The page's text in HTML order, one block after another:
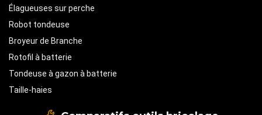
Élagueuses sur perche
Robot tondeuse
Broyeur de Branche
Rotofil à batterie
Tondeuse à gazon à batterie
Taille-haies